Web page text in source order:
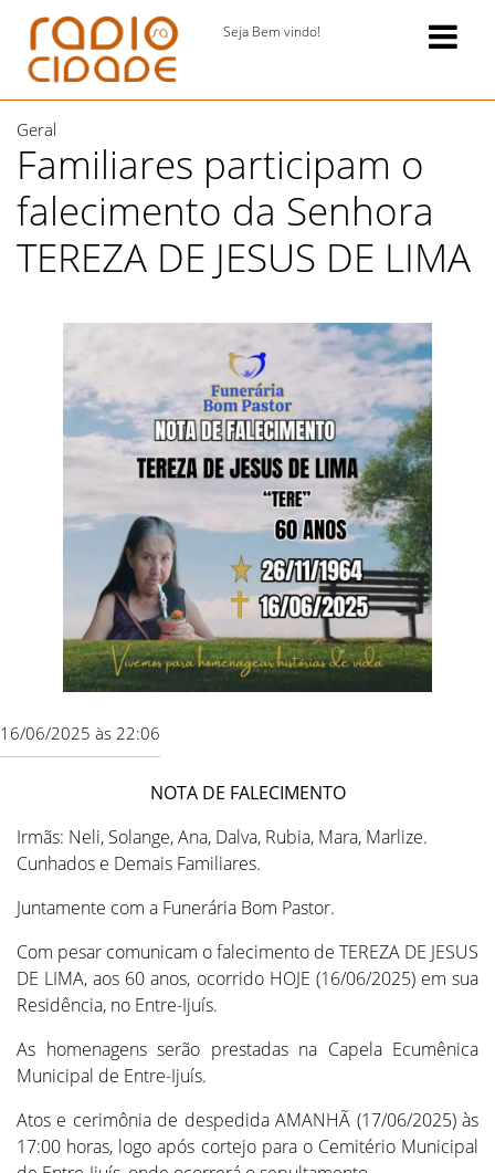
Seja Bem vindo!
Geral
Familiares participam o
falecimento da Senhora
TEREZA DE JESUS DE LIMA
16/06/2025 às 22:06
NOTA DE FALECIMENTO
Irmãs: Neli, Solange, Ana, Dalva, Rubia, Mara, Marlize.
Cunhados e Demais Familiares.
Juntamente com a Funerária Bom Pastor.
Com pesar comunicam o falecimento de TEREZA DE JESUS
DE LIMA, aos 60 anos, ocorrido HOJE (16/06/2025) em sua
Residência, no Entre-Ijuís.
As homenagens serão prestadas na Capela Ecumênica
Municipal de Entre-Ijuís.
Atos e cerimônia de despedida AMANHÃ (17/06/2025) às
17:00 horas, logo após cortejo para o Cemitério Municipal